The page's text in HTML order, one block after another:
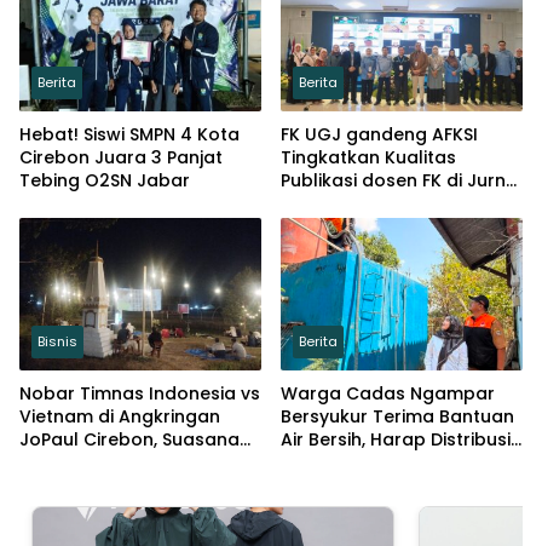
Berita
Hebat! Siswi SMPN 4 Kota
Cirebon Juara 3 Panjat
Tebing O2SN Jabar
Berita
FK UGJ gandeng AFKSI
Tingkatkan Kualitas
Publikasi dosen FK di Jurnal
Bisnis
Nobar Timnas Indonesia vs
Vietnam di Angkringan
JoPaul Cirebon, Suasana
Berita
Warga Cadas Ngampar
Bersyukur Terima Bantuan
Air Bersih, Harap Distribusi